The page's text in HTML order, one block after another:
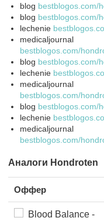
blog bestblogos.com/
blog bestblogos.com/
lechenie
medicaljournal
bestblogos.com/
blog bestblogos.com/
lechenie
medicaljournal
bestblogos.com/
blog bestblogos.com/
lechenie
medicaljournal
bestblogos.com/
Аналоги Hondroten
Оффер
Blood Balance -